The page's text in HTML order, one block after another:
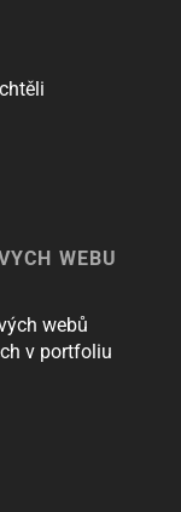
WEBŮ
webů
v portfoliu